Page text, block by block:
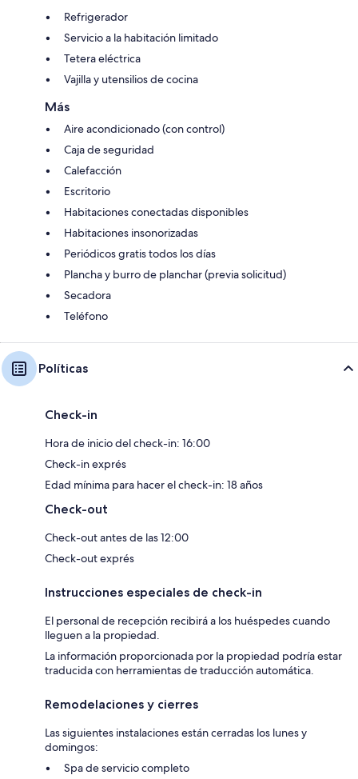
Refrigerador
Servicio a la habitación limitado
Tetera eléctrica
Vajilla y utensilios de cocina
Más
Aire acondicionado (con control)
Caja de seguridad
Calefacción
Escritorio
Habitaciones conectadas disponibles
Habitaciones insonorizadas
Periódicos gratis todos los días
Plancha y burro de planchar (previa solicitud)
Secadora
Teléfono
Políticas
Check-in
Hora de inicio del check-in: 16:00
Check-in exprés
Edad mínima para hacer el check-in: 18 años
Check-out
Check-out antes de las 12:00
Check-out exprés
Instrucciones especiales de check-in
El personal de recepción recibirá a los huéspedes cuando
lleguen a la propiedad.
La información proporcionada por la propiedad podría estar
traducida con herramientas de traducción automática.
Remodelaciones y cierres
Las siguientes instalaciones están cerradas los lunes y
domingos:
Spa de servicio completo